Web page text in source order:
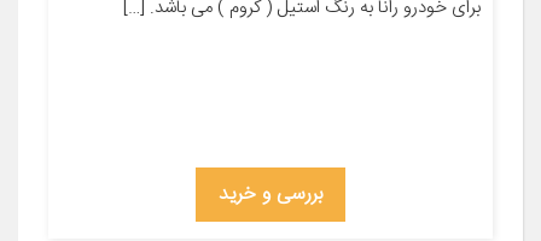
برای خودرو رانا به رنگ استیل ( کروم ) می باشد. […]
بررسی و خرید